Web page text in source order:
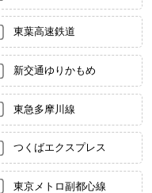
東葉高速鉄道
新交通ゆりかもめ
東急多摩川線
つくばエクスプレス
東京メトロ副都心線